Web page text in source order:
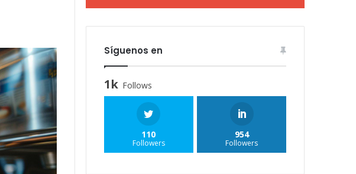
Síguenos en
1k Follows
110
Followers
954
Followers